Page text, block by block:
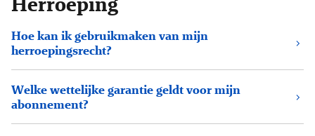
Hoe kan ik gebruikmaken van mijn
herroepingsrecht?
Welke wettelijke garantie geldt voor mijn
abonnement?